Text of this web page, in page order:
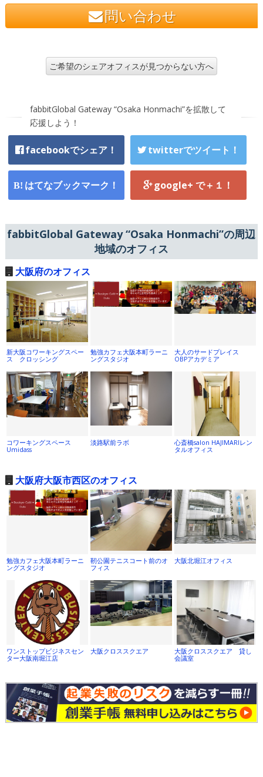
問い合わせ
ご希望のシェアオフィスが見つからない方へ
fabbitGlobal Gateway “Osaka Honmachi”を拡散して
応援しよう！
facebookでシェア！ twitterでツイート！
はてなブックマーク！ google+ で＋１！
fabbitGlobal Gateway “Osaka Honmachi”の周辺
地域のオフィス
大阪府のオフィス
新大阪コワーキングスペー
ス クロッシング
勉強カフェ大阪本町ラーニ
ングスタジオ
大人のサードプレイス
OBPアカデミア
コワーキングスペース
Umidass
淡路駅前ラボ
心斎橋salon HAJIMARIレン
タルオフィス
大阪府大阪市西区のオフィス
勉強カフェ大阪本町ラーニ
ングスタジオ
靭公園テニスコート前のオ
フィス
大阪北堀江オフィス
ワンストップビジネスセン
ター大阪南堀江店
大阪クロススクエア
大阪クロススクエア 貸し
会議室